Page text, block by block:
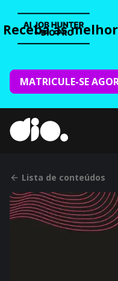
Receba as
MATRICULE-SE
Lista de conteúdos